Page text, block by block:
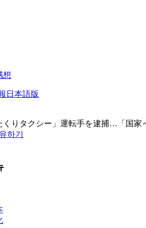
想
日本語版
りタクシー」運転手を逮捕…「国家
하기